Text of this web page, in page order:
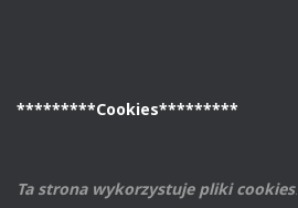
*********Cookies*********
Ta strona wykorzystuje pliki cookies.